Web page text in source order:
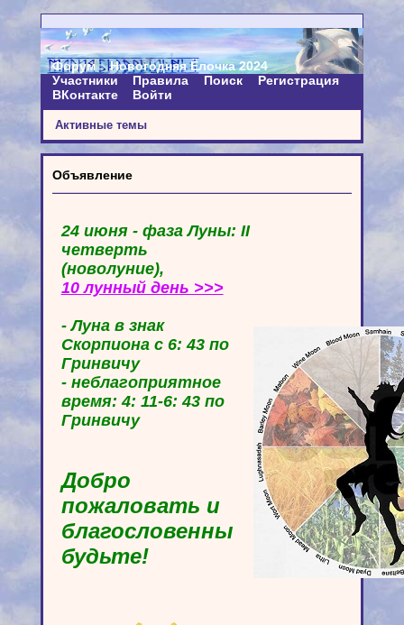
Форум
Новогодняя Ёлочка 2024
Участники
Правила Поиск
Регистрация
ВКонтакте
Войти
Активные темы
Объявление
24 июня - фаза Луны: II
четверть
(новолуние),
10 лунный день >>>
- Луна в знак
Скорпиона с 6: 43 по
Гринвичу
- неблагоприятное
время: 4: 11-6: 43 по
Гринвичу
Добро
пожаловать и
благословенны
будьте!